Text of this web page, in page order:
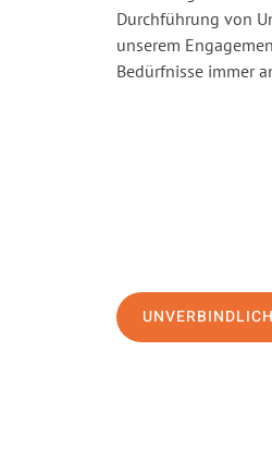
Durchführung von
unserem
Bedürfnisse immer